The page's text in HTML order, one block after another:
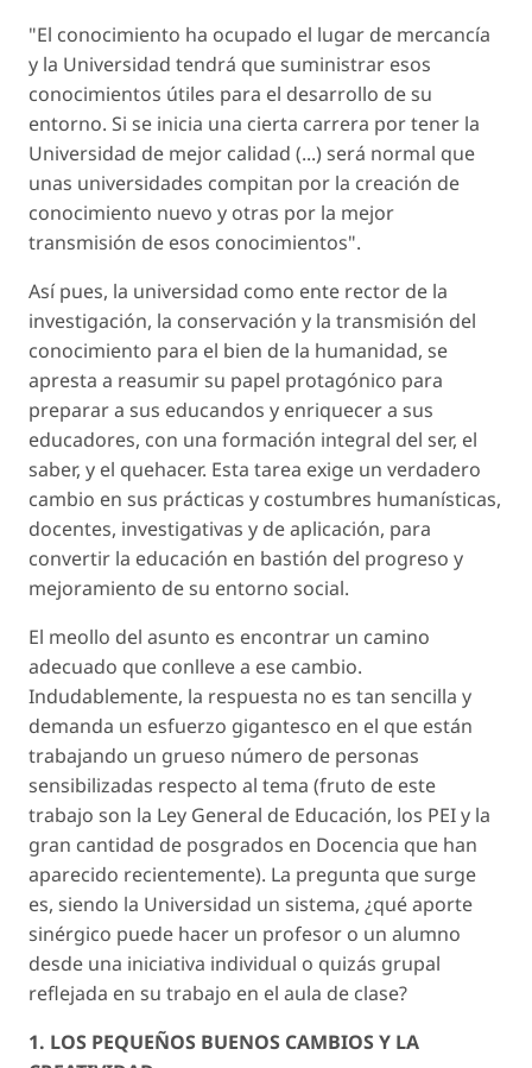
"El conocimiento ha ocupado el lugar de mercancía
y la Universidad tendrá que suministrar esos
conocimientos útiles para el desarrollo de su
entorno. Si se inicia una cierta carrera por tener la
Universidad de mejor calidad (...) será normal que
unas universidades compitan por la creación de
conocimiento nuevo y otras por la mejor
transmisión de esos conocimientos".
Así pues, la universidad como ente rector de la
investigación, la conservación y la transmisión del
conocimiento para el bien de la humanidad, se
apresta a reasumir su papel protagónico para
preparar a sus educandos y enriquecer a sus
educadores, con una formación integral del ser, el
saber, y el quehacer. Esta tarea exige un verdadero
cambio en sus prácticas y costumbres humanísticas,
docentes, investigativas y de aplicación, para
convertir la educación en bastión del progreso y
mejoramiento de su entorno social.
El meollo del asunto es encontrar un camino
adecuado que conlleve a ese cambio.
Indudablemente, la respuesta no es tan sencilla y
demanda un esfuerzo gigantesco en el que están
trabajando un grueso número de personas
sensibilizadas respecto al tema (fruto de este
trabajo son la Ley General de Educación, los PEI y la
gran cantidad de posgrados en Docencia que han
aparecido recientemente). La pregunta que surge
es, siendo la Universidad un sistema, ¿qué aporte
sinérgico puede hacer un profesor o un alumno
desde una iniciativa individual o quizás grupal
reflejada en su trabajo en el aula de clase?
1. LOS PEQUEÑOS BUENOS CAMBIOS Y LA